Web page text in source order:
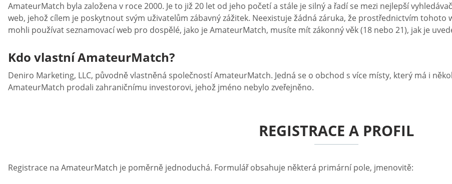
AmateurMatch byla založena v roce 2000. Je to již 20 let od jeho početí a stále je silný a řadí se mezi nejlepší
web, jehož cílem je poskytnout svým uživatelům zábavný zážitek. Neexistuje žádná záruka, že prostřednictvím
mohli používat seznamovací web pro dospělé, jako je AmateurMatch, musíte mít zákonný věk (18 nebo 21), jak je
Kdo vlastní AmateurMatch?
Deniro Marketing, LLC, původně vlastněná společností AmateurMatch. Jedná se o obchod s více místy, který má i
AmateurMatch prodali zahraničnímu investorovi, jehož jméno nebylo zveřejněno.
REGISTRACE A PROFIL
Registrace na AmateurMatch je poměrně jednoduchá. Formulář obsahuje některá primární pole, jmenovitě: